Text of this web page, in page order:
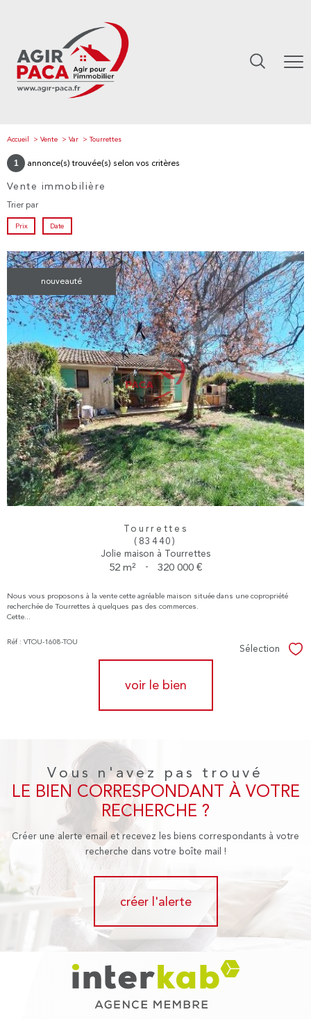
Accueil Vente Var Tourrettes
1 annonce(s) trouvée(s) selon vos critères
Vente immobilière
Trier par
Prix Date
nouveauté
Tourrettes
(83440)
Jolie maison à Tourrettes
52 m² - 320 000 €
Nous vous proposons à la vente cette agréable maison située dans une copropriété
recherchée de Tourrettes à quelques pas des commerces.
Cette...
Réf : VTOU-1608-TOU
Sélection
voir le bien
Vous n'avez pas trouvé
LE BIEN CORRESPONDANT À VOTRE
RECHERCHE ?
Créer une alerte email et recevez les biens correspondants à votre
recherche dans votre boîte mail !
créer l'alerte